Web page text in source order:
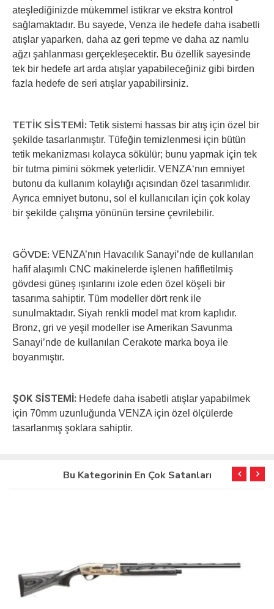
ateşlediğinizde mükemmel istikrar ve ekstra kontrol
sağlamaktadır. Bu sayede, Venza ile hedefe daha isabetli
atışlar yaparken, daha az geri tepme ve daha az namlu
ağzı şahlanması gerçekleşecektir. Bu özellik sayesinde
tek bir hedefe art arda atışlar yapabileceğiniz gibi birden
fazla hedefe de seri atışlar yapabilirsiniz.
TETİK SİSTEMİ: Tetik sistemi hassas bir atış için özel bir
şekilde tasarlanmıştır. Tüfeğin temizlenmesi için bütün
tetik mekanizması kolayca sökülür; bunu yapmak için tek
bir tutma pimini sökmek yeterlidir. VENZA‘nın emniyet
butonu da kullanım kolaylığı açısından özel tasarımlıdır.
Ayrıca emniyet butonu, sol el kullanıcıları için çok kolay
bir şekilde çalışma yönünün tersine çevrilebilir.
GÖVDE: VENZA’nın Havacılık Sanayi’nde de kullanılan
hafif alaşımlı CNC makinelerde işlenen hafifletilmiş
gövdesi güneş ışınlarını izole eden özel köşeli bir
tasarıma sahiptir. Tüm modeller dört renk ile
sunulmaktadır. Siyah renkli model mat krom kaplıdır.
Bronz, gri ve yeşil modeller ise Amerikan Savunma
Sanayi’nde de kullanılan Cerakote marka boya ile
boyanmıştır.
ŞOK SİSTEMİ: Hedefe daha isabetli atışlar yapabilmek
için 70mm uzunluğunda VENZA için özel ölçülerde
tasarlanmış şoklara sahiptir.
Bu Kategorinin En Çok Satanları